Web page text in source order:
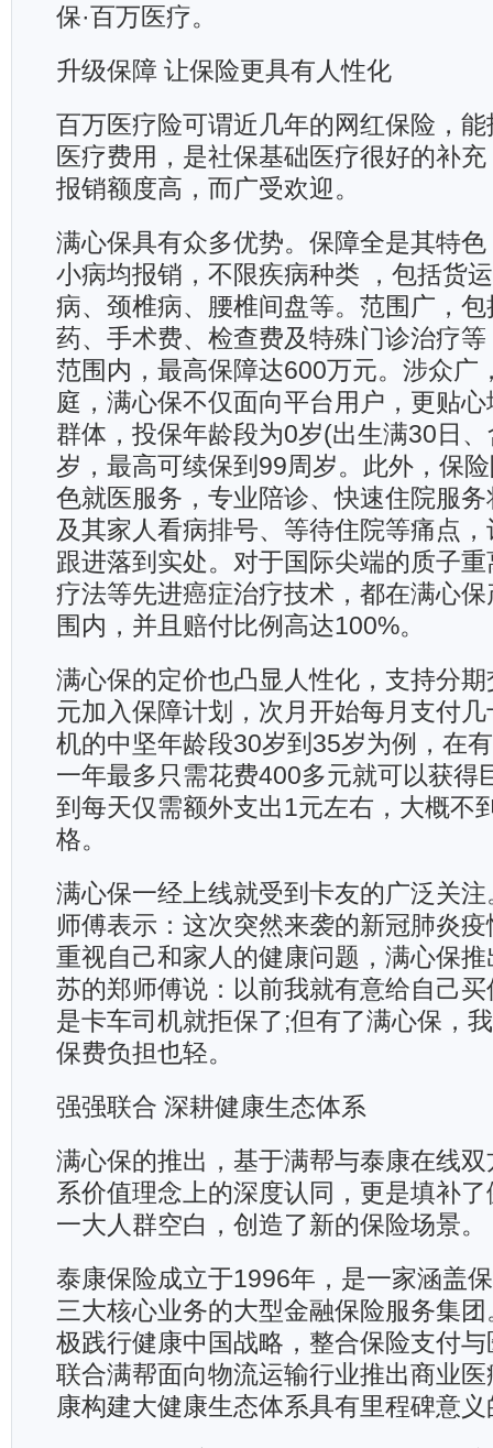
保·百万医疗。
升级保障 让保险更具有人性化
百万医疗险可谓近几年的网红保险，
医疗费用，是社保基础医疗很好的补
报销额度高，而广受欢迎。
满心保具有众多优势。保障全是其特
小病均报销，不限疾病种类 ，包括货
病、颈椎病、腰椎间盘等。范围广，
药、手术费、检查费及特殊门诊治疗
范围内，最高保障达600万元。涉众广
庭，满心保不仅面向平台用户，更贴
群体，投保年龄段为0岁(出生满30日
岁，最高可续保到99周岁。此外，保
色就医服务，专业陪诊、快速住院服
及其家人看病排号、等待住院等痛点
跟进落到实处。对于国际尖端的质子
疗法等先进癌症治疗技术，都在满心
围内，并且赔付比例高达100%。
满心保的定价也凸显人性化，支持分
元加入保障计划，次月开始每月支付
机的中坚年龄段30岁到35岁为例，在
一年最多只需花费400多元就可以获得
到每天仅需额外支出1元左右，大概不
格。
满心保一经上线就受到卡友的广泛关
师傅表示：这次突然来袭的新冠肺炎
重视自己和家人的健康问题，满心保
苏的郑师傅说：以前我就有意给自己
是卡车司机就拒保了;但有了满心保，
保费负担也轻。
强强联合 深耕健康生态体系
满心保的推出，基于满帮与泰康在线
系价值理念上的深度认同，更是填补
一大人群空白，创造了新的保险场景。
泰康保险成立于1996年，是一家涵盖
三大核心业务的大型金融保险服务集
极践行健康中国战略，整合保险支付
联合满帮面向物流运输行业推出商业
康构建大健康生态体系具有里程碑意